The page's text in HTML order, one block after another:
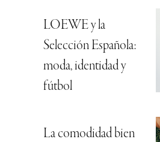
LOEWE y la
Selección Española:
moda, identidad y
fútbol
La comodidad bien